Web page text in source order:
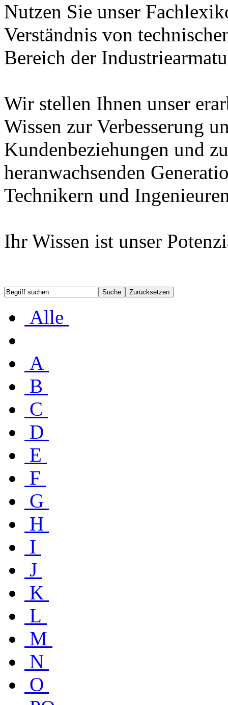
Nutzen Sie unser
Verständnis von
Bereich der
Wir stellen Ihnen unser
Wissen zur Verbesserung
Kundenbeziehungen und
heranwachsenden
Technikern und
Ihr Wissen ist unser
Alle
A
B
C
D
E
F
G
H
I
J
K
L
M
N
O